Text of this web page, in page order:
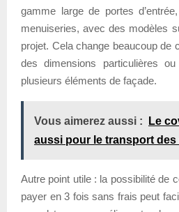
gamme large de portes
menuiseries, avec des modèles
projet. Cela change beaucoup de
des dimensions particulières
plusieurs éléments de façade.
Vous aimerez aussi :
Le
aussi pour le transport des
Autre point utile : la possibilité de
payer en 3 fois sans frais peut